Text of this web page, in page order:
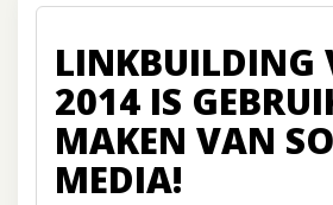
LINKBUILDING
2014 IS
MAKEN VAN
MEDIA!